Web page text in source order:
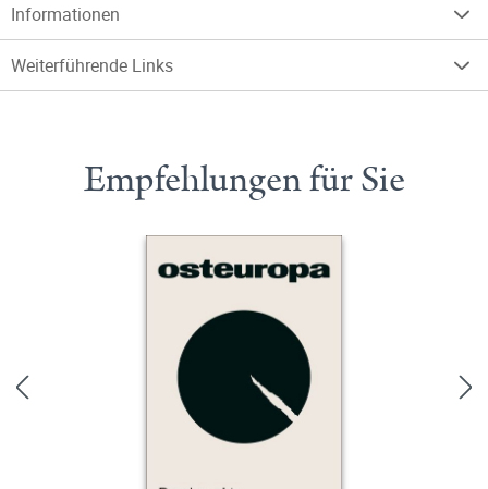
Informationen
Weiterführende Links
Empfehlungen für Sie